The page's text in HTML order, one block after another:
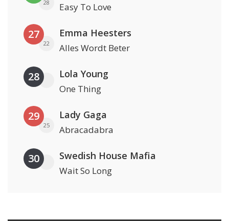
28 Easy To Love
27
22
Emma Heesters
Alles Wordt Beter
28 Lola Young
One Thing
29
25
Lady Gaga
Abracadabra
30 Swedish House Mafia
Wait So Long